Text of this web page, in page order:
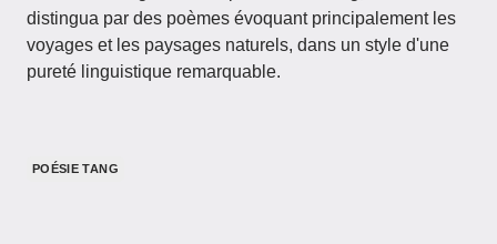
distingua par des poèmes évoquant principalement les
voyages et les paysages naturels, dans un style d'une
pureté linguistique remarquable.
POÉSIE TANG